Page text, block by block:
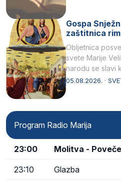
Gospa
zaštitnica
Obljetnica
svete Marije
narodu se slavi
naziv, Sancta
05.08.2026. ·
Program Radio Marija
23:00 Molitva -
23:10 Glazba